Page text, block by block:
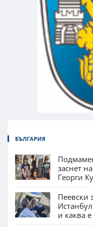
БЪЛГАРИЯ
заснет
Георги
Пеевски
и каква